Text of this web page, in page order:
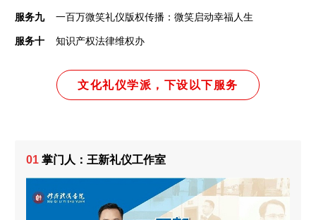
服务九 一百万微笑礼仪版权传播：微笑启动幸福人生
服务十 知识产权法律维权办
文化礼仪学派，下设以下服务
01 掌门人：王新礼仪工作室